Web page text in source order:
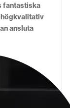
fantastiska
ansluta